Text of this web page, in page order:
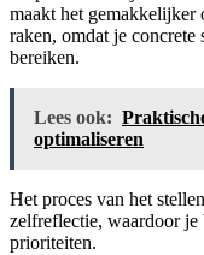
maakt het gemakkelijker
raken, omdat je concrete
bereiken.
Lees ook:
optimaliseren
Het proces van het
zelfreflectie, waardoor
prioriteiten.